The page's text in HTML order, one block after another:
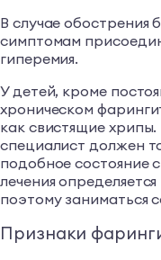
В случае обострения
симптомам
гиперемия.
У детей, кроме
хроническом
как свистящие
специалист должен
подобное состояние
лечения
поэтому заниматься
Признаки